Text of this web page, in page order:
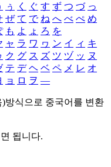
ぅ く ぐ す ず つ づ っ
ぜ て で ね へ べ ぺ め
も よ ょ ろ を
ャ ラ ワ ヮ ン イ ィ キ
ク グ ス ズ ツ ヅ ッ ヌ
テ デ ヘ ベ ペ メ レ オ
ョ ロ ヲ ―
방식으로 중국어를 변환
됩니다.